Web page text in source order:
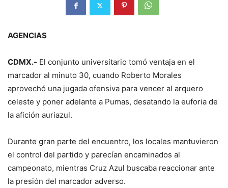
AGENCIAS
CDMX.- El conjunto universitario tomó ventaja en el
marcador al minuto 30, cuando Roberto Morales
aprovechó una jugada ofensiva para vencer al arquero
celeste y poner adelante a Pumas, desatando la euforia de
la afición auriazul.
Durante gran parte del encuentro, los locales mantuvieron
el control del partido y parecían encaminados al
campeonato, mientras Cruz Azul buscaba reaccionar ante
la presión del marcador adverso.